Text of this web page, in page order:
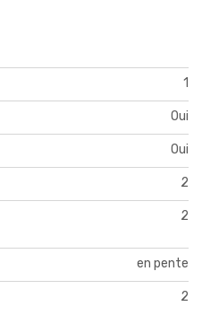
1
Oui
Oui
2
2
en pente
2